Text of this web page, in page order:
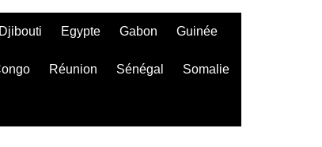
Djibouti Egypte Gabon Guinée
Réunion Sénégal Somalie